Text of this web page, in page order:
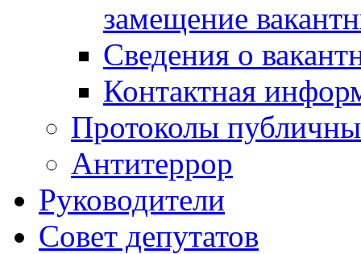
замещение
Сведения о
Контактная
Протоколы
Антитеррор
Руководители
Совет депутатов